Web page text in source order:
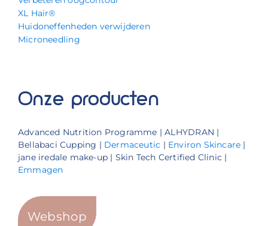
XL Hair®
Huidoneffenheden verwijderen
Microneedling
Onze producten
Advanced Nutrition Programme | ALHYDRAN |
Bellabaci Cupping | Dermaceutic | Environ Skincare |
jane iredale make-up | Skin Tech Certified Clinic |
Emmagen
Webshop